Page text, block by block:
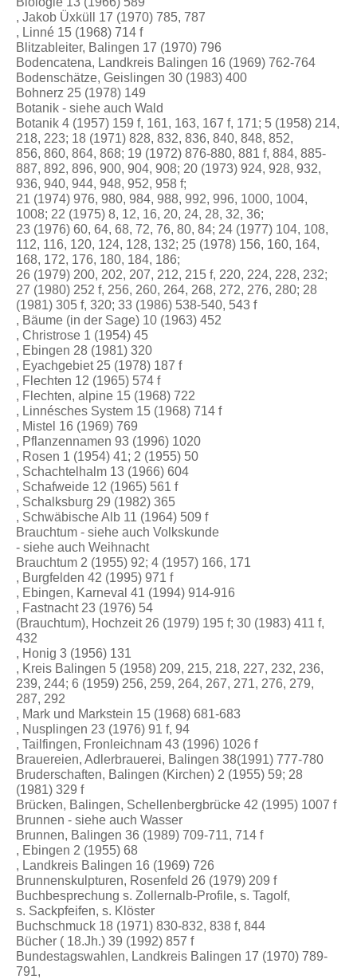
, Jakob Üxküll 17 (1970) 785, 787
, Linné 15 (1968) 714 f
Blitzableiter, Balingen 17 (1970) 796
Bodencatena, Landkreis Balingen 16 (1969) 762-764
Bodenschätze, Geislingen 30 (1983) 400
Bohnerz 25 (1978) 149
Botanik - siehe auch Wald
Botanik 4 (1957) 159 f, 161, 163, 167 f, 171; 5 (1958) 214,
218, 223; 18 (1971) 828, 832, 836, 840, 848, 852,
856, 860, 864, 868; 19 (1972) 876-880, 881 f, 884, 885-
887, 892, 896, 900, 904, 908; 20 (1973) 924, 928, 932,
936, 940, 944, 948, 952, 958 f;
21 (1974) 976, 980, 984, 988, 992, 996, 1000, 1004,
1008; 22 (1975) 8, 12, 16, 20, 24, 28, 32, 36;
23 (1976) 60, 64, 68, 72, 76, 80, 84; 24 (1977) 104, 108,
112, 116, 120, 124, 128, 132; 25 (1978) 156, 160, 164,
168, 172, 176, 180, 184, 186;
26 (1979) 200, 202, 207, 212, 215 f, 220, 224, 228, 232;
27 (1980) 252 f, 256, 260, 264, 268, 272, 276, 280; 28
(1981) 305 f, 320; 33 (1986) 538-540, 543 f
, Bäume (in der Sage) 10 (1963) 452
, Christrose 1 (1954) 45
, Ebingen 28 (1981) 320
, Eyachgebiet 25 (1978) 187 f
, Flechten 12 (1965) 574 f
, Flechten, alpine 15 (1968) 722
, Linnésches System 15 (1968) 714 f
, Mistel 16 (1969) 769
, Pflanzennamen 93 (1996) 1020
, Rosen 1 (1954) 41; 2 (1955) 50
, Schachtelhalm 13 (1966) 604
, Schafweide 12 (1965) 561 f
, Schalksburg 29 (1982) 365
, Schwäbische Alb 11 (1964) 509 f
Brauchtum - siehe auch Volkskunde
- siehe auch Weihnacht
Brauchtum 2 (1955) 92; 4 (1957) 166, 171
, Burgfelden 42 (1995) 971 f
, Ebingen, Karneval 41 (1994) 914-916
, Fastnacht 23 (1976) 54
(Brauchtum), Hochzeit 26 (1979) 195 f; 30 (1983) 411 f,
432
, Honig 3 (1956) 131
, Kreis Balingen 5 (1958) 209, 215, 218, 227, 232, 236,
239, 244; 6 (1959) 256, 259, 264, 267, 271, 276, 279,
287, 292
, Mark und Markstein 15 (1968) 681-683
, Nusplingen 23 (1976) 91 f, 94
, Tailfingen, Fronleichnam 43 (1996) 1026 f
Brauereien, Adlerbrauerei, Balingen 38(1991) 777-780
Bruderschaften, Balingen (Kirchen) 2 (1955) 59; 28
(1981) 329 f
Brücken, Balingen, Schellenbergbrücke 42 (1995) 1007 f
Brunnen - siehe auch Wasser
Brunnen, Balingen 36 (1989) 709-711, 714 f
, Ebingen 2 (1955) 68
, Landkreis Balingen 16 (1969) 726
Brunnenskulpturen, Rosenfeld 26 (1979) 209 f
Buchbesprechung s. Zollernalb-Profile, s. Tagolf,
s. Sackpfeifen, s. Klöster
Buchschmuck 18 (1971) 830-832, 838 f, 844
Bücher ( 18.Jh.) 39 (1992) 857 f
Bundestagswahlen, Landkreis Balingen 17 (1970) 789-
791,